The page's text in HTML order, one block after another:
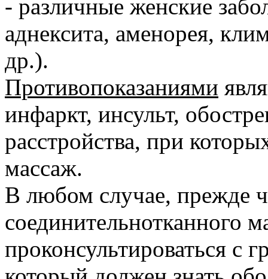
- различные женские
аднексита, аменорея,
др.).
Противопоказаниями
инфаркт, инсульт,
расстройства, при
массаж.
В любом случае, прежде
соединительнотканного
проконсультироваться с